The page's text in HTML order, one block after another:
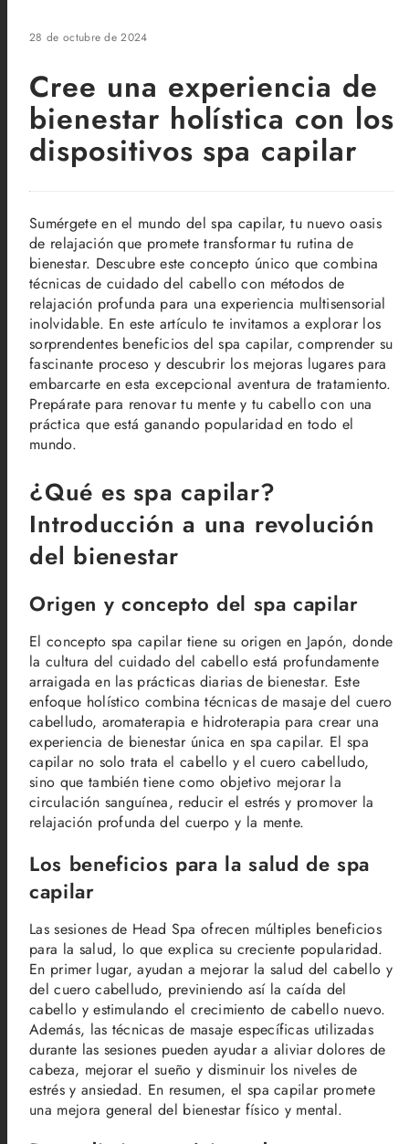
28 de octubre de 2024
Cree una experiencia de
bienestar holística con los
dispositivos spa capilar
Sumérgete en el mundo del spa capilar, tu nuevo oasis
de relajación que promete transformar tu rutina de
bienestar. Descubre este concepto único que combina
técnicas de cuidado del cabello con métodos de
relajación profunda para una experiencia multisensorial
inolvidable. En este artículo te invitamos a explorar los
sorprendentes beneficios del spa capilar, comprender su
fascinante proceso y descubrir los mejoras lugares para
embarcarte en esta excepcional aventura de tratamiento.
Prepárate para renovar tu mente y tu cabello con una
práctica que está ganando popularidad en todo el
mundo.
¿Qué es spa capilar?
Introducción a una revolución
del bienestar
Origen y concepto del spa capilar
El concepto spa capilar tiene su origen en Japón, donde
la cultura del cuidado del cabello está profundamente
arraigada en las prácticas diarias de bienestar. Este
enfoque holístico combina técnicas de masaje del cuero
cabelludo, aromaterapia e hidroterapia para crear una
experiencia de bienestar única en spa capilar. El spa
capilar no solo trata el cabello y el cuero cabelludo,
sino que también tiene como objetivo mejorar la
circulación sanguínea, reducir el estrés y promover la
relajación profunda del cuerpo y la mente.
Los beneficios para la salud de spa
capilar
Las sesiones de Head Spa ofrecen múltiples beneficios
para la salud, lo que explica su creciente popularidad.
En primer lugar, ayudan a mejorar la salud del cabello y
del cuero cabelludo, previniendo así la caída del
cabello y estimulando el crecimiento de cabello nuevo.
Además, las técnicas de masaje específicas utilizadas
durante las sesiones pueden ayudar a aliviar dolores de
cabeza, mejorar el sueño y disminuir los niveles de
estrés y ansiedad. En resumen, el spa capilar promete
una mejora general del bienestar físico y mental.